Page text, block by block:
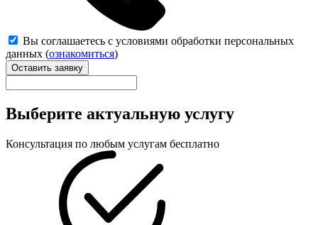
Вы соглашаетесь с условиями обработки персональных
данных (ознакомиться)
Оставить заявку
Выберите актуальную услугу
Консультация по любым услугам бесплатно